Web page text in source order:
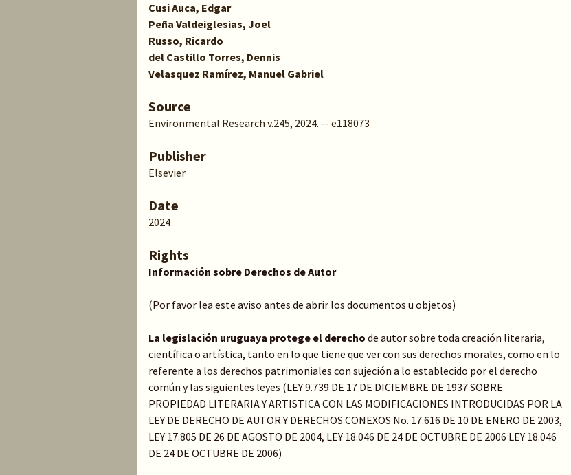
Cusi Auca, Edgar
Peña Valdeiglesias, Joel
Russo, Ricardo
del Castillo Torres, Dennis
Velasquez Ramírez, Manuel Gabriel
Source
Environmental Research v.245, 2024. -- e118073
Publisher
Elsevier
Date
2024
Rights
Información sobre Derechos de Autor
(Por favor lea este aviso antes de abrir los documentos u objetos)
La legislación uruguaya protege el derecho de autor sobre toda creación literaria,
científica o artística, tanto en lo que tiene que ver con sus derechos morales, como en lo
referente a los derechos patrimoniales con sujeción a lo establecido por el derecho
común y las siguientes leyes (LEY 9.739 DE 17 DE DICIEMBRE DE 1937 SOBRE
PROPIEDAD LITERARIA Y ARTISTICA CON LAS MODIFICACIONES INTRODUCIDAS POR LA
LEY DE DERECHO DE AUTOR Y DERECHOS CONEXOS No. 17.616 DE 10 DE ENERO DE 2003,
LEY 17.805 DE 26 DE AGOSTO DE 2004, LEY 18.046 DE 24 DE OCTUBRE DE 2006 LEY 18.046
DE 24 DE OCTUBRE DE 2006)